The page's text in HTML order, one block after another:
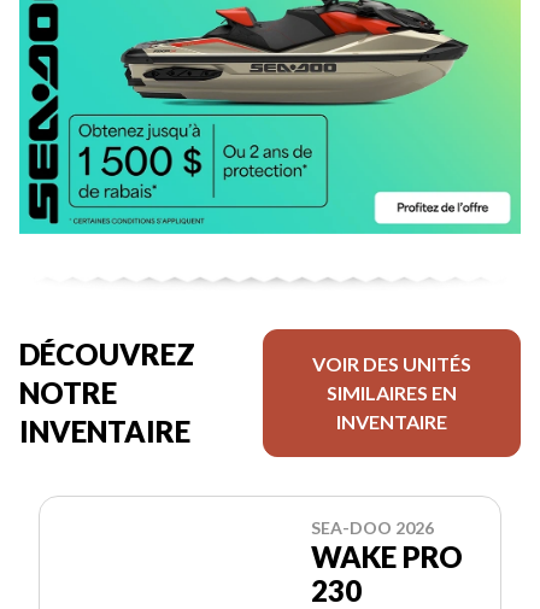
DÉCOUVREZ
NOTRE
INVENTAIRE
VOIR DES UNITÉS
SIMILAIRES EN
INVENTAIRE
SEA-DOO 2026
WAKE PRO
230